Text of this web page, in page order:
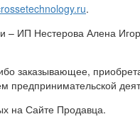
.
– ИП Нестерова Алена
заказывающее,
на Сайте Продавца.